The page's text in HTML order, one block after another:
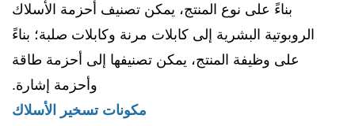
بناءً على نوع المنتج، يمكن تصنيف أحزمة الأسلاك
الروبوتية البشرية إلى كابلات مرنة وكابلات صلبة؛ بناءً
على وظيفة المنتج، يمكن تصنيفها إلى أحزمة طاقة
وأحزمة إشارة.
مكونات تسخير الأسلاك